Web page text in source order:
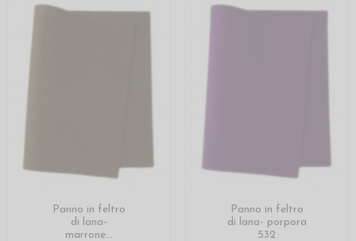
Panno in feltro
di lana-
marrone...
Panno in feltro
di lana- porpora
532